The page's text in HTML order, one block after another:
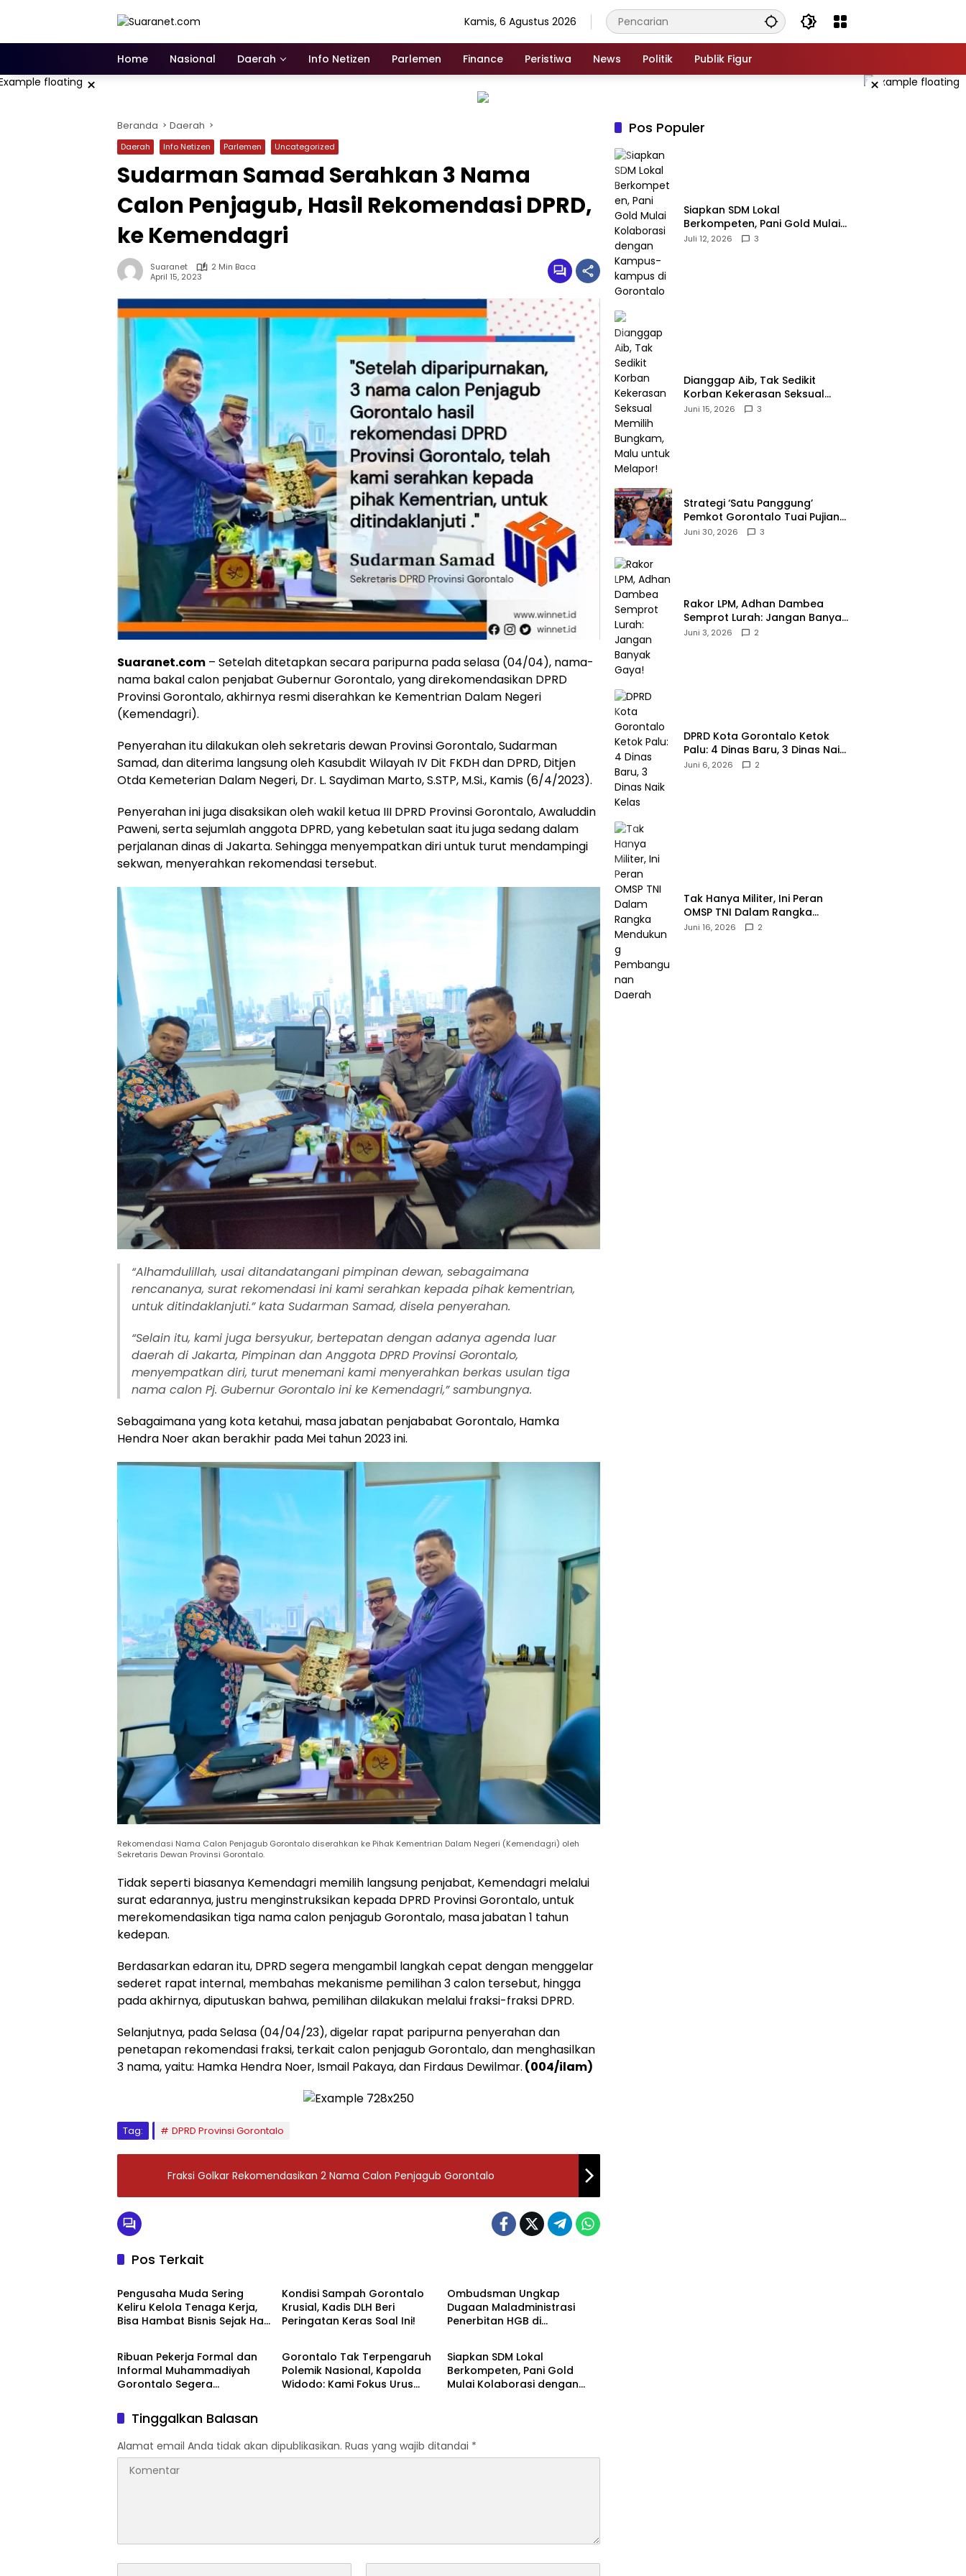
Kamis, 6 Agustus 2026
Home Nasional Daerah Info Netizen Parlemen Finance Peristiwa News Politik Publik Figur
× ×
Beranda Daerah
Daerah Info Netizen Parlemen Uncategorized
Sudarman Samad Serahkan 3 Nama
Calon Penjagub, Hasil Rekomendasi DPRD,
ke Kemendagri
Suaranet
2 Min Baca
April 15, 2023
Suaranet.com – Setelah ditetapkan secara paripurna pada selasa (04/04), nama-
nama bakal calon penjabat Gubernur Gorontalo, yang direkomendasikan DPRD
Provinsi Gorontalo, akhirnya resmi diserahkan ke Kementrian Dalam Negeri
(Kemendagri).
Penyerahan itu dilakukan oleh sekretaris dewan Provinsi Gorontalo, Sudarman
Samad, dan diterima langsung oleh Kasubdit Wilayah IV Dit FKDH dan DPRD, Ditjen
Otda Kemeterian Dalam Negeri, Dr. L. Saydiman Marto, S.STP, M.Si., Kamis (6/4/2023).
Penyerahan ini juga disaksikan oleh wakil ketua III DPRD Provinsi Gorontalo, Awaluddin
Paweni, serta sejumlah anggota DPRD, yang kebetulan saat itu juga sedang dalam
perjalanan dinas di Jakarta. Sehingga menyempatkan diri untuk turut mendampingi
sekwan, menyerahkan rekomendasi tersebut.
“Alhamdulillah, usai ditandatangani pimpinan dewan, sebagaimana
rencananya, surat rekomendasi ini kami serahkan kepada pihak kementrian,
untuk ditindaklanjuti.” kata Sudarman Samad, disela penyerahan.
“Selain itu, kami juga bersyukur, bertepatan dengan adanya agenda luar
daerah di Jakarta, Pimpinan dan Anggota DPRD Provinsi Gorontalo,
menyempatkan diri, turut menemani kami menyerahkan berkas usulan tiga
nama calon Pj. Gubernur Gorontalo ini ke Kemendagri,” sambungnya.
Sebagaimana yang kota ketahui, masa jabatan penjababat Gorontalo, Hamka
Hendra Noer akan berakhir pada Mei tahun 2023 ini.
Rekomendasi Nama Calon Penjagub Gorontalo diserahkan ke Pihak Kementrian Dalam Negeri (Kemendagri) oleh
Sekretaris Dewan Provinsi Gorontalo.
Tidak seperti biasanya Kemendagri memilih langsung penjabat, Kemendagri melalui
surat edarannya, justru menginstruksikan kepada DPRD Provinsi Gorontalo, untuk
merekomendasikan tiga nama calon penjagub Gorontalo, masa jabatan 1 tahun
kedepan.
Berdasarkan edaran itu, DPRD segera mengambil langkah cepat dengan menggelar
sederet rapat internal, membahas mekanisme pemilihan 3 calon tersebut, hingga
pada akhirnya, diputuskan bahwa, pemilihan dilakukan melalui fraksi-fraksi DPRD.
Selanjutnya, pada Selasa (04/04/23), digelar rapat paripurna penyerahan dan
penetapan rekomendasi fraksi, terkait calon penjagub Gorontalo, dan menghasilkan
3 nama, yaitu: Hamka Hendra Noer, Ismail Pakaya, dan Firdaus Dewilmar. (004/ilam)
Tag: DPRD Provinsi Gorontalo
Fraksi Golkar Rekomendasikan 2 Nama Calon Penjagub Gorontalo
Pos Terkait
Daerah
‎Pengusaha Muda Sering
Keliru Kelola Tenaga Kerja,
Bisa Hambat Bisnis Sejak Hari
‎Kondisi Sampah Gorontalo
Krusial, Kadis DLH Beri
Peringatan Keras Soal Ini!‎‎
‎Ombudsman Ungkap
Dugaan Maladministrasi
Penerbitan HGB di
Daerah
Ribuan Pekerja Formal dan
Informal Muhammadiyah
Gorontalo Segera
Ketenagakerjaan
Daerah
‎Gorontalo Tak Terpengaruh
Polemik Nasional, Kapolda
Widodo: Kami Fokus Urus
Uncategorized
‎Siapkan SDM Lokal
Berkompeten, Pani Gold
Mulai Kolaborasi dengan
Tinggalkan Balasan
Alamat email Anda tidak akan dipublikasikan. Ruas yang wajib ditandai *
Pos Populer
‎Siapkan SDM Lokal
Berkompeten, Pani Gold Mulai
Kolaborasi dengan Kampus-
Juli 12, 2026 3
‎Dianggap Aib, Tak Sedikit
Korban Kekerasan Seksual
Memilih Bungkam, Malu untuk
Juni 15, 2026 3
Strategi ‘Satu Panggung’
Pemkot Gorontalo Tuai Pujian
Kakanwil BPJS
Juni 30, 2026 3
‎Rakor LPM, Adhan Dambea
Semprot Lurah: Jangan Banyak
Gaya!‎
Juni 3, 2026 2
‎DPRD Kota Gorontalo Ketok
Palu: 4 Dinas Baru, 3 Dinas Naik
Kelas
Juni 6, 2026 2
‎Tak Hanya Militer, Ini Peran
OMSP TNI Dalam Rangka
Mendukung Pembangunan
Juni 16, 2026 2